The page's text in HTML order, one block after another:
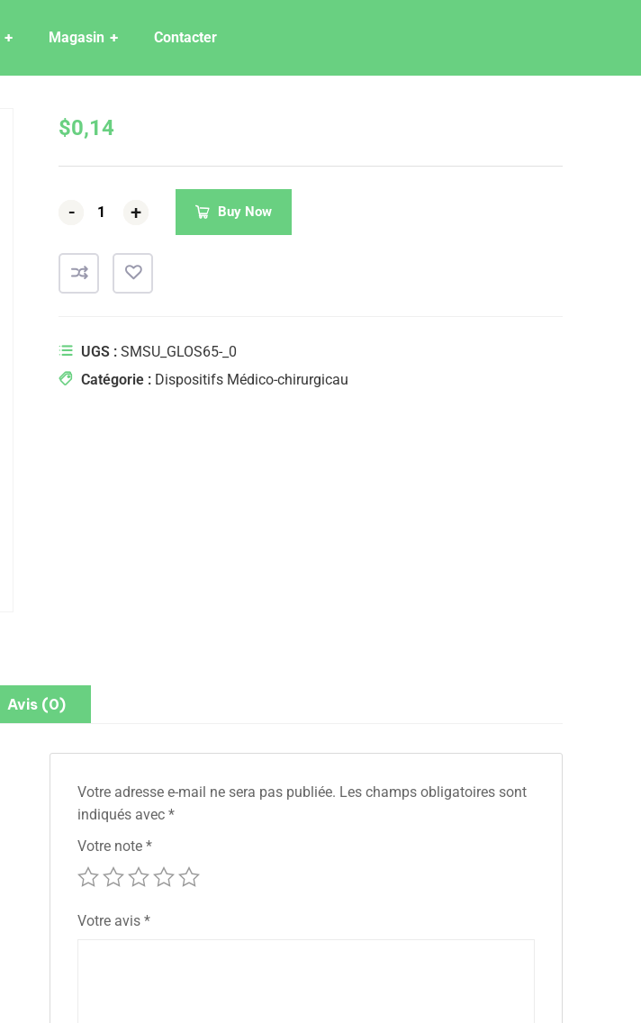
Magasin Contacter
$0,14
- +
- +
- + Buy Now
UGS : SMSU_GLOS65-_0
Catégorie : Dispositifs Médico-chirurgicau
Avis (0)
Votre adresse e-mail ne sera pas publiée. Les champs obligatoires sont
indiqués avec *
Votre note *
Votre avis *